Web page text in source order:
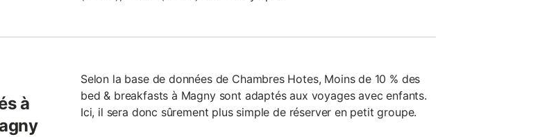
à
Selon la base de données de Chambres Hotes, Moins de 10 % des
bed & breakfasts à Magny sont adaptés aux voyages avec enfants.
Ici, il sera donc sûrement plus simple de réserver en petit groupe.